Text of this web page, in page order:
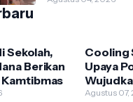
Sekolah,
Berikan
Cooling
Upaya
Agustus 07,